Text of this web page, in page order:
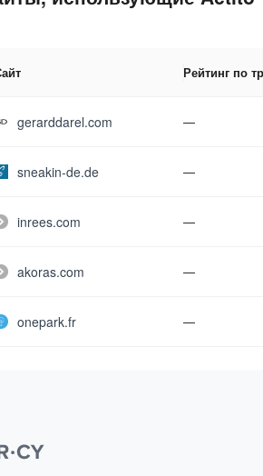
Рейтинг по
gerarddarel.com —
sneakin-de.de —
inrees.com —
akoras.com —
onepark.fr —